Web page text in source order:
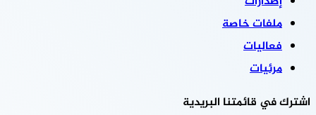
ملفات خاصة
فعاليات
مرئيات
اشترك في قائمتنا البريدية